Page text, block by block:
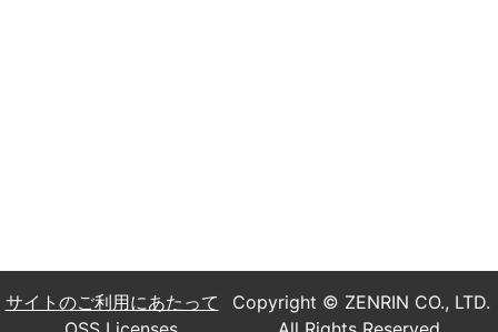
サイトのご利用にあたって
Copyright © ZENRIN CO., LTD.